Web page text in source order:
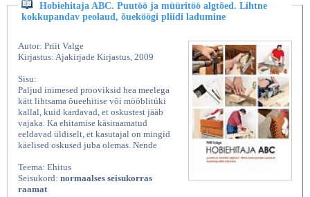
Hobiehitaja ABC. Puutöö ja müüritöö algtõed. Lihtne
kokkupandav peolaud, õueköögi pliidi ladumine
Autor: Priit Valge
Kirjastus: Ajakirjade Kirjastus, 2009
Sisu:
Paljud inimesed prooviksid hea meelega
kätt lihtsama õueehitise või mööblitüki
kallal, kuid kardavad, et oskustest jääb
vajaka. Ka ehitamise käsiraamatud
eeldavad üldiselt, et kasutajal on mingid
käelised oskused juba olemas. Nende
Teema: Ehitus
Seisukord: normaalses seisukorras
raamat